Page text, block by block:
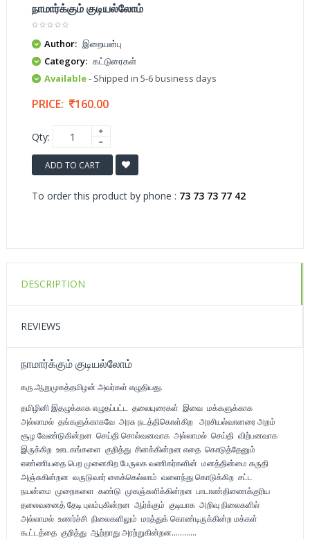
நாமார்க்கும் குடியல்லோம்
Author: இறையன்பு
Category: கட்டுரைகள்
Available- Shipped in 5-6 business days
PRICE: 160.00
Qty:
ADD TO CART
To order this product by phone : 73 73 73 77 42
DESCRIPTION
REVIEWS
நாமார்க்கும் குடியல்லோம்
கரு.ஆறுமுகத்தமிழன் அவர்கள் எழுதியது.
தமிழினி இதழுக்காக எழுதப்பட்ட தலையுரைகள் இவை மக்களுக்காக
அல்லாமல் தங்களுக்காகவே அரசு நடத்திகொள்கிற அரசியல்வானரை அறம்
சூழ வேண்டுகின்றன செய்தி சொல்வனவாக அல்லாமல் செய்தி விற்பனவாக
இருக்கிற ஊடகங்களை குறித்து சினக்கின்றன எதை கொடுத்தேனும்
எண்ணியதை பெற முனைகிற பேருலக வணிகர்களின் மனத்தின்மை கருதி
அஞ்சுகின்றன வருடுவார் கைக்கெல்லாம் வளைந்து கொடுக்கிற சட்ட
நயன்மை முறைகளை கண்டு முகஞ்சுளிக்கின்றன பாடாண்திணைக்குரிய
தலைவனைத் தேடி புலம்புகின்றன ஆர்க்கும் குடியாக அறிவு நிலைகளில்
அல்லாமல் உணர்ச்சி நிலைகளிலும் மரத்துக் கொண்டிருக்கின்ற மக்கள்
கூட்டத்தை குறித்து ஆற்றாது அரற்றுகின்றன............